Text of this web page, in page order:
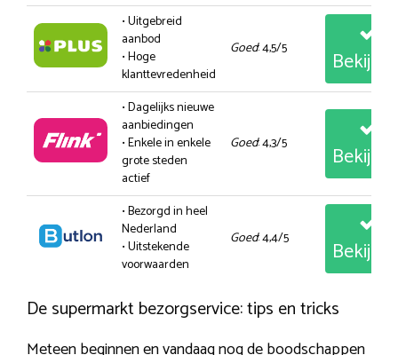
• Uitgebreid
aanbod
• Hoge
klanttevredenheid
Goed: 4,5/5
• Dagelijks nieuwe
aanbiedingen
• Enkele in enkele
grote steden
actief
Goed: 4,3/5
• Bezorgd in heel
Nederland
• Uitstekende
voorwaarden
Goed: 4,4/5
De supermarkt bezorgservice: tips en tricks
Meteen beginnen en vandaag nog de boodschappen